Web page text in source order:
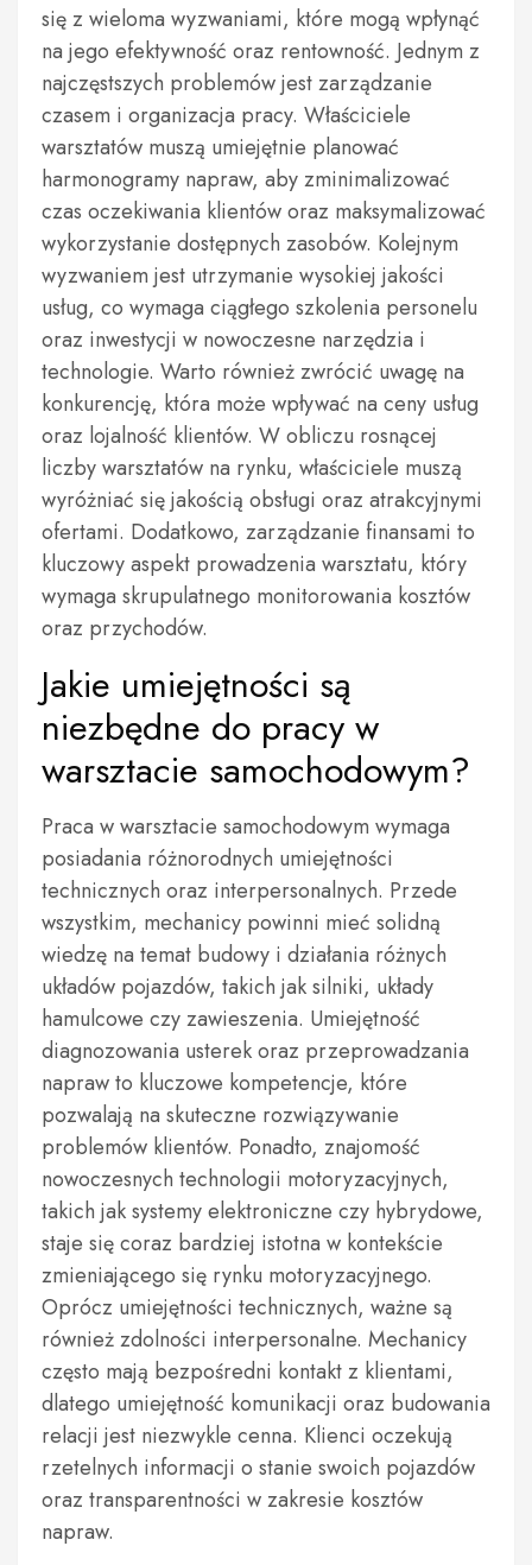
się z wieloma wyzwaniami, które mogą wpłynąć
na jego efektywność oraz rentowność. Jednym z
najczęstszych problemów jest zarządzanie
czasem i organizacja pracy. Właściciele
warsztatów muszą umiejętnie planować
harmonogramy napraw, aby zminimalizować
czas oczekiwania klientów oraz maksymalizować
wykorzystanie dostępnych zasobów. Kolejnym
wyzwaniem jest utrzymanie wysokiej jakości
usług, co wymaga ciągłego szkolenia personelu
oraz inwestycji w nowoczesne narzędzia i
technologie. Warto również zwrócić uwagę na
konkurencję, która może wpływać na ceny usług
oraz lojalność klientów. W obliczu rosnącej
liczby warsztatów na rynku, właściciele muszą
wyróżniać się jakością obsługi oraz atrakcyjnymi
ofertami. Dodatkowo, zarządzanie finansami to
kluczowy aspekt prowadzenia warsztatu, który
wymaga skrupulatnego monitorowania kosztów
oraz przychodów.
Jakie umiejętności są
niezbędne do pracy w
warsztacie samochodowym?
Praca w warsztacie samochodowym wymaga
posiadania różnorodnych umiejętności
technicznych oraz interpersonalnych. Przede
wszystkim, mechanicy powinni mieć solidną
wiedzę na temat budowy i działania różnych
układów pojazdów, takich jak silniki, układy
hamulcowe czy zawieszenia. Umiejętność
diagnozowania usterek oraz przeprowadzania
napraw to kluczowe kompetencje, które
pozwalają na skuteczne rozwiązywanie
problemów klientów. Ponadto, znajomość
nowoczesnych technologii motoryzacyjnych,
takich jak systemy elektroniczne czy hybrydowe,
staje się coraz bardziej istotna w kontekście
zmieniającego się rynku motoryzacyjnego.
Oprócz umiejętności technicznych, ważne są
również zdolności interpersonalne. Mechanicy
często mają bezpośredni kontakt z klientami,
dlatego umiejętność komunikacji oraz budowania
relacji jest niezwykle cenna. Klienci oczekują
rzetelnych informacji o stanie swoich pojazdów
oraz transparentności w zakresie kosztów
napraw.